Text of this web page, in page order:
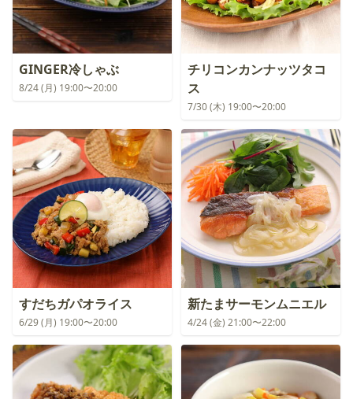
GINGER冷しゃぶ
8/24 (月) 19:00〜20:00
チリコンカンナッツタコ
ス
7/30 (木) 19:00〜20:00
すだちガパオライス
6/29 (月) 19:00〜20:00
新たまサーモンムニエル
4/24 (金) 21:00〜22:00